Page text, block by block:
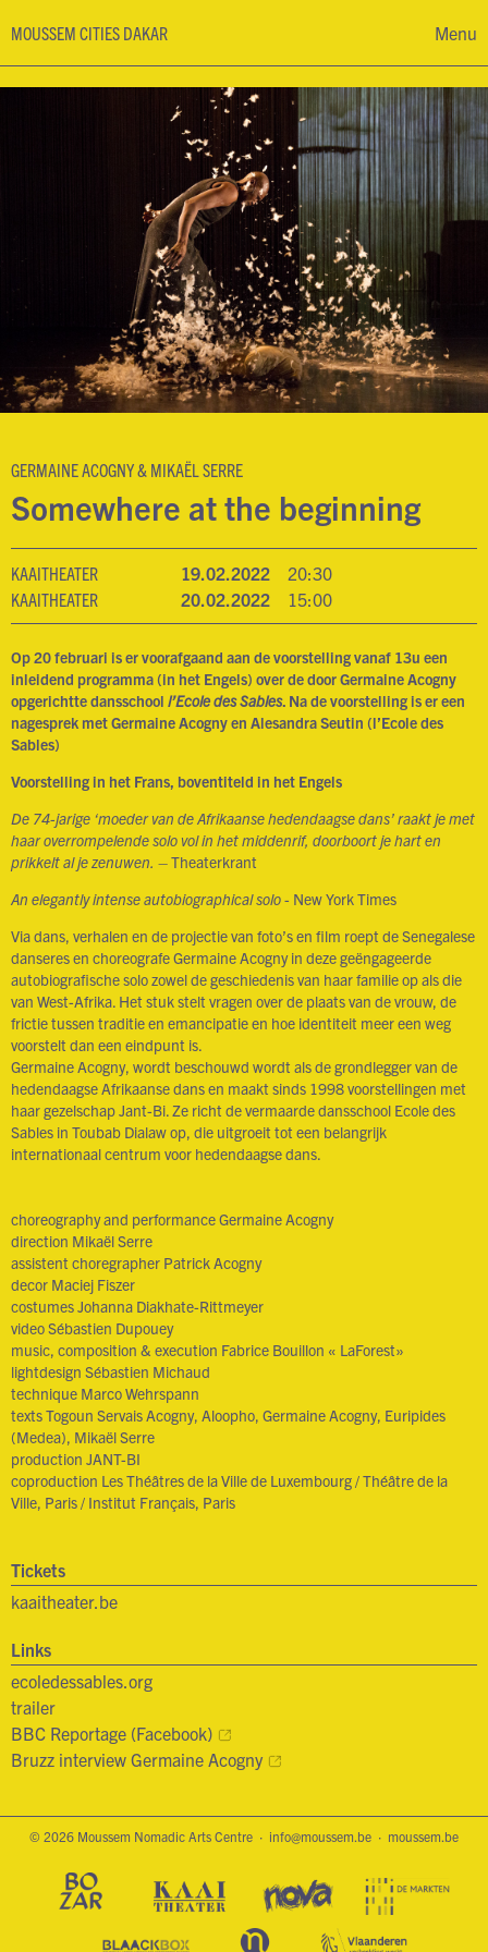
Menu
MOUSSEM CITIES DAKAR
Over Moussem Cities Dakar
GERMAINE ACOGNY & MIKAËL SERRE
Somewhere at the beginning
KAAITHEATER 19.02.2022 20:30
KAAITHEATER
20.02.2022 15:00
Op 20 februari is er voorafgaand aan de voorstelling vanaf 13u een
inleidend programma (in het Engels) over de door Germaine Acogny
opgerichtte dansschool l’Ecole des Sables. Na de voorstelling is er een
nagesprek met Germaine Acogny en Alesandra Seutin (l’Ecole des
Sables)
Voorstelling in het Frans, boventiteld in het Engels
De 74-jarige ‘moeder van de Afrikaanse hedendaagse dans’ raakt je met
haar overrompelende solo vol in het middenrif, doorboort je hart en
prikkelt al je zenuwen. – Theaterkrant
An elegantly intense autobiographical solo- New York Times
Via dans, verhalen en de projectie van foto’s en film roept de Senegalese
danseres en choreografe Germaine Acogny in deze geëngageerde
autobiografische solo zowel de geschiedenis van haar familie op als die
van West-Afrika. Het stuk stelt vragen over de plaats van de vrouw, de
frictie tussen traditie en emancipatie en hoe identiteit meer een weg
voorstelt dan een eindpunt is.
Germaine Acogny, wordt beschouwd wordt als de grondlegger van de
hedendaagse Afrikaanse dans en maakt sinds 1998 voorstellingen met
haar gezelschap Jant-Bi. Ze richt de vermaarde dansschool Ecole des
Sables in Toubab Dialaw op, die uitgroeit tot een belangrijk
internationaal centrum voor hedendaagse dans.
choreography and performance Germaine Acogny
direction Mikaël Serre
assistent choregrapher Patrick Acogny
decor Maciej Fiszer
costumes Johanna Diakhate-Rittmeyer
video Sébastien Dupouey
music, composition & execution Fabrice Bouillon « LaForest»
lightdesign Sébastien Michaud
technique Marco Wehrspann
texts Togoun Servais Acogny, Aloopho, Germaine Acogny, Euripides
(Medea), Mikaël Serre
production JANT-BI
coproduction Les Théâtres de la Ville de Luxembourg / Théâtre de la
Ville, Paris / Institut Français, Paris
Tickets
kaaitheater.be
Links
ecoledessables.org
trailer
BBC Reportage (Facebook)
Bruzz interview Germaine Acogny
© 2026 Moussem Nomadic Arts Centre · info@moussem.be · moussem.be